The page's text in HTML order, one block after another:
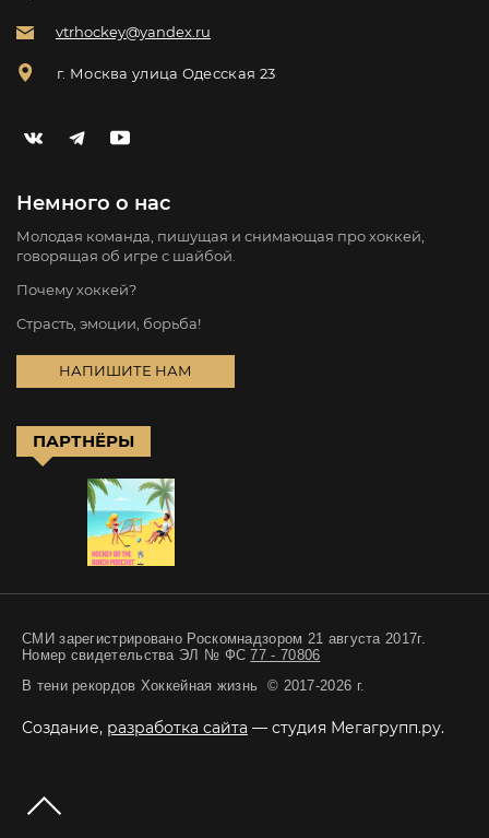
vtrhockey@yandex.ru
г. Москва улица Одесская 23
Немного о нас
Молодая команда, пишущая и снимающая про хоккей,
говорящая об игре с шайбой.
Почему хоккей?
Страсть, эмоции, борьба!
НАПИШИТЕ НАМ
ПАРТНЁРЫ
СМИ зарегистрировано Роскомнадзором 21 августа 2017г.
Номер свидетельства ЭЛ № ФС77 - 70806
В тени рекордов Хоккейная жизнь © 2017-2026 г.
Создание, разработка сайта — студия Мегагрупп.ру.